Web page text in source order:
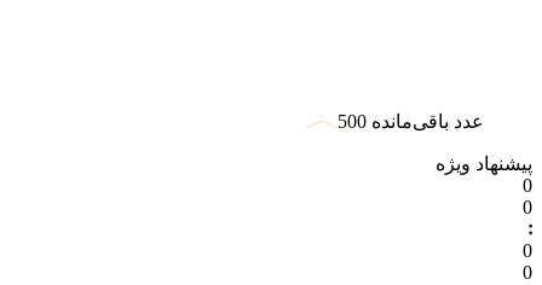
عدد باقی‌مانده 500
پیشنهاد ویژه
0
0
0
0